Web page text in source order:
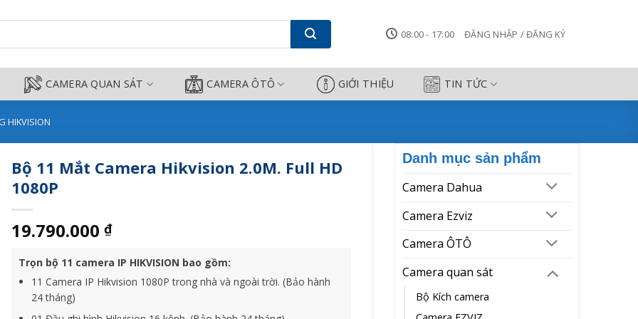
HD 1080P - Camera Công Thành
08:00 - 17:00 ĐĂNG NHẬP / ĐĂNG KÝ
CAMERA QUAN SÁT CAMERA ÔTÔ GIỚI THIỆU TIN TỨC
HIKVISION
Danh mục sản phẩm
Camera Dahua
Camera Ezviz
Camera ÔTÔ
Camera quan sát
Bộ Kích camera
Bộ 11 Mắt Camera Hikvision 2.0M. Full HD
1080P
19.790.000₫
Trọn bộ 11 camera IP HIKVISION bao gồm:
11 Camera IP Hikvision 1080P trong nhà và ngoài trời. (Bảo hành
24 tháng)